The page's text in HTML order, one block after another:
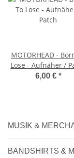
MOTÖRHEAD -
Lose - Aufnäher /
6,00 € *
MUSIK &
BANDSHIRTS &